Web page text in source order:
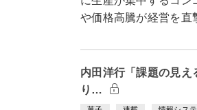
や価格高騰が経営を
内田洋行「課題の見
り…